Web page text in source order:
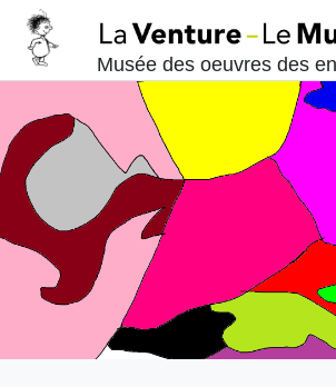
Musée des oeuvres des